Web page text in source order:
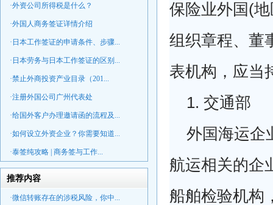
·外资公司所得税是什么？
·外国人商务签证详情介绍
·日本工作签证的申请条件、步骤...
·日本劳务与日本工作签证的区别...
·禁止外商投资产业目录（201...
·注册外国公司广州代表处
·给国外客户办理邀请函的流程及...
·如何设立外资企业？你需要知道...
·泰签纯攻略 | 商务签与工作...
推荐内容
·微信转账存在的涉税风险，你中...
保险业外国(
组织章程、董
表机构，应当
1. 交通部
外国海运企
航运相关的企
船舶检验机构